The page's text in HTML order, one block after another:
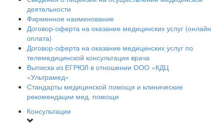
деятельности
Фирменное наименование
Договор-оферта на оказание медицинских услуг (онлайн
оплата)
Договор-оферта на оказание медицинских услуг по
телемедицинской консультации врача
Выписка из ЕГРЮЛ в отношении ООО «КДЦ
«Ультрамед»
Стандарты медицинской помощи и клинические
рекомендации мед. помощи
Консультации